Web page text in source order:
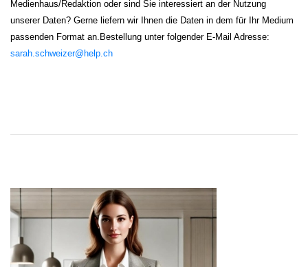
Medienhaus/Redaktion oder sind Sie interessiert an der Nutzung
unserer Daten? Gerne liefern wir Ihnen die Daten in dem für Ihr Medium
passenden Format an. Bestellung unter folgender E-Mail Adresse:
sarah.schweizer@help.ch